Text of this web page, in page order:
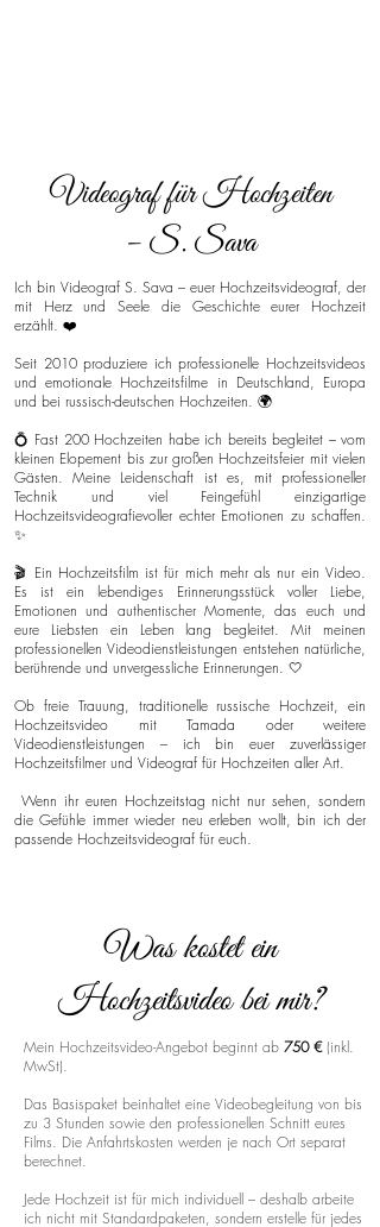
Videograf für Hochzeiten
– S. Sava
Ich bin Videograf S. Sava – euer Hochzeitsvideograf, der
mit Herz und Seele die Geschichte eurer Hochzeit
erzählt. ❤️
Seit 2010 produziere ich professionelle Hochzeitsvideos
und emotionale Hochzeitsfilme in Deutschland, Europa
und bei russisch-deutschen Hochzeiten. 🌍
💍 Fast 200 Hochzeiten habe ich bereits begleitet – vom
kleinen Elopement bis zur großen Hochzeitsfeier mit vielen
Gästen. Meine Leidenschaft ist es, mit professioneller
Technik und viel Feingefühl einzigartige
Hochzeitsvideografievoller echter Emotionen zu schaffen.
✨
🎬 Ein Hochzeitsfilm ist für mich mehr als nur ein Video.
Es ist ein lebendiges Erinnerungsstück voller Liebe,
Emotionen und authentischer Momente, das euch und
eure Liebsten ein Leben lang begleitet. Mit meinen
professionellen Videodienstleistungen entstehen natürliche,
berührende und unvergessliche Erinnerungen. 🤍
Ob freie Trauung, traditionelle russische Hochzeit, ein
Hochzeitsvideo mit Tamada oder weitere
Videodienstleistungen – ich bin euer zuverlässiger
Hochzeitsfilmer und Videograf für Hochzeiten aller Art.
Wenn ihr euren Hochzeitstag nicht nur sehen, sondern
die Gefühle immer wieder neu erleben wollt, bin ich der
passende Hochzeitsvideograf für euch.
Was kostet ein
Hochzeitsvideo bei mir?
Mein Hochzeitsvideo-Angebot beginnt ab 750 € (inkl.
MwSt).
Das Basispaket beinhaltet eine Videobegleitung von bis
zu 3 Stunden sowie den professionellen Schnitt eures
Films. Die Anfahrtskosten werden je nach Ort separat
berechnet.
Jede Hochzeit ist für mich individuell – deshalb arbeite
ich nicht mit Standardpaketen, sondern erstelle für jedes